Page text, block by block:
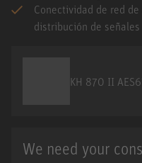
Conectividad de red
distribución de
KH 870 II
We need your